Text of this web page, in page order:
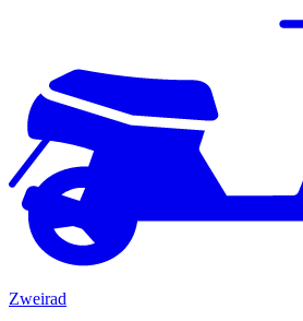
Zweirad